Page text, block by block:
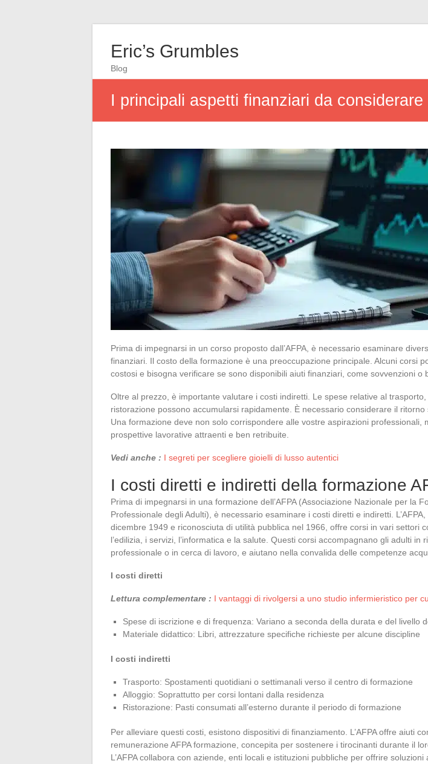
Eric’s Grumbles
Blog
I principali aspetti finanziari da
Prima di impegnarsi in un corso proposto dall’AFPA, è necessario esaminare
finanziari. Il costo della formazione è una preoccupazione principale. Alcuni corsi
costosi e bisogna verificare se sono disponibili aiuti finanziari, come sovvenzioni o
Oltre al prezzo, è importante valutare i costi indiretti. Le spese relative al trasporto,
ristorazione possono accumularsi rapidamente. È necessario considerare il ritorno
Una formazione deve non solo corrispondere alle vostre aspirazioni professionali,
prospettive lavorative attraenti e ben retribuite.
Vedi anche : I segreti per scegliere gioielli di lusso autentici
I costi diretti e indiretti della formazione
Prima di impegnarsi in una formazione dell’AFPA (Associazione Nazionale per la
Professionale degli Adulti), è necessario esaminare i costi diretti e indiretti.
dicembre 1949 e riconosciuta di utilità pubblica nel 1966, offre corsi in vari settori
l’edilizia, i servizi, l’informatica e la salute. Questi corsi accompagnano gli adulti in
professionale o in cerca di lavoro, e aiutano nella convalida delle competenze
I costi diretti
Lettura complementare : I vantaggi di rivolgersi a uno studio infermieristico per
Spese di iscrizione e di frequenza: Variano a seconda della durata e del livello
Materiale didattico: Libri, attrezzature specifiche richieste per alcune discipline
I costi indiretti
Trasporto: Spostamenti quotidiani o settimanali verso il centro di formazione
Alloggio: Soprattutto per corsi lontani dalla residenza
Ristorazione: Pasti consumati all’esterno durante il periodo di formazione
Per alleviare questi costi, esistono dispositivi di finanziamento. L’AFPA offre aiuti
remunerazione AFPA formazione, concepita per sostenere i tirocinanti durante il
L’AFPA collabora con aziende, enti locali e istituzioni pubbliche per offrire soluzioni